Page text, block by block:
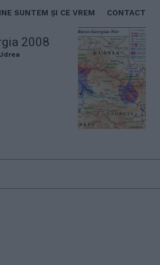
SUNTEM ȘI CE VREM CONTACT
2008